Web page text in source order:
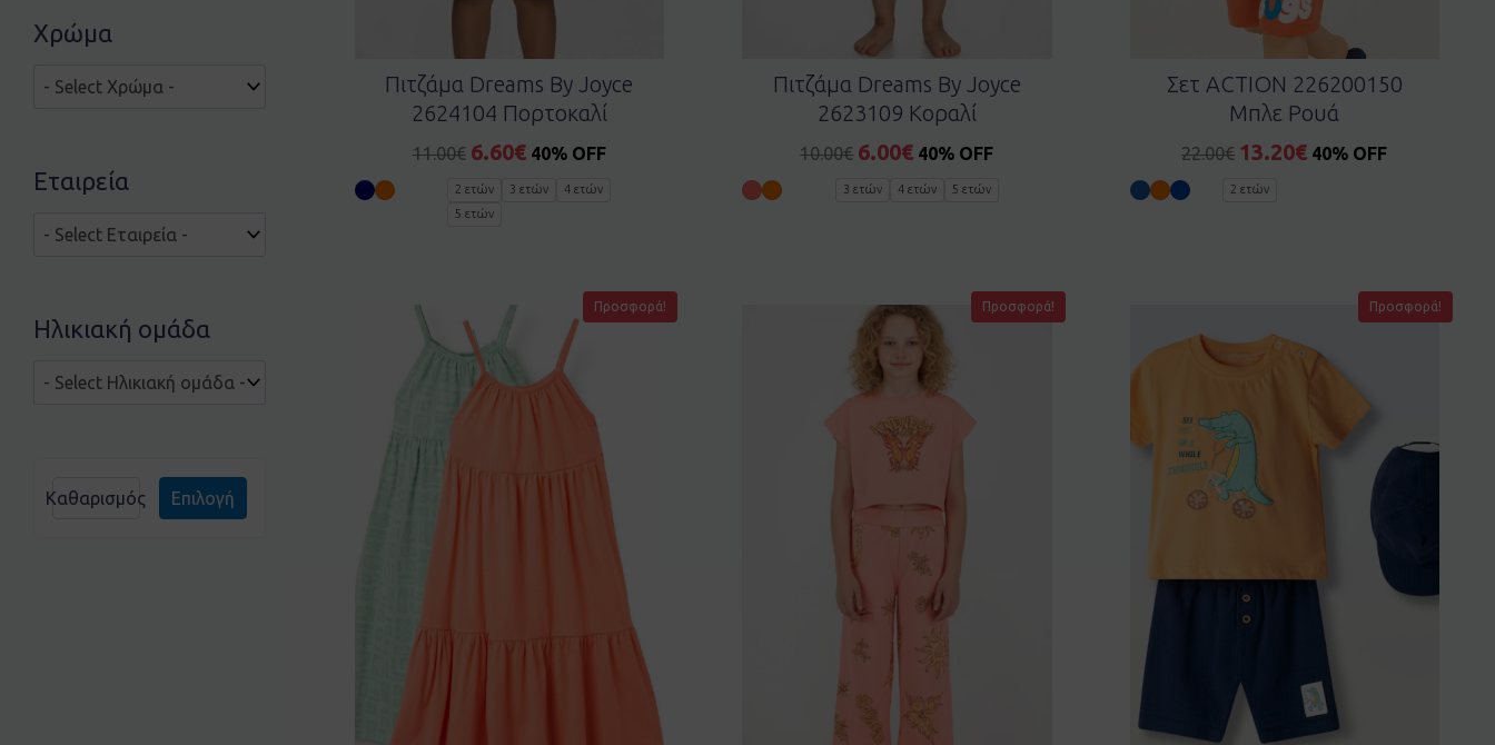
Χρώμα
Εταιρεία
Ηλικιακή ομάδα
Επιλογή
Καθαρισμός
Πιτζάμα Dreams By Joyce
2624104 Πορτοκαλί
11.00€ 6.60€ 40% OFF
2 ετών 3 ετών
4 ετών
5 ετών
Πιτζάμα Dreams By Joyce
2623109 Κοραλί
10.00€ 6.00€ 40% OFF
3 ετών 4 ετών 5 ετών
Σετ ACTION 226200150
Μπλε Ρουά
22.00€ 13.20€ 40% OFF
2 ετών
Προσφορά! Προσφορά! Προσφορά!